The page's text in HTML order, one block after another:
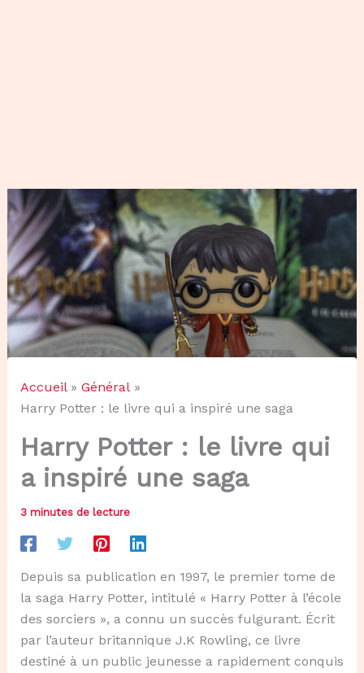
Accueil
Général
Harry Potter : le livre qui a inspiré une saga
Harry Potter : le livre qui
a inspiré une saga
3 minutes de lecture
Depuis sa publication en 1997, le premier tome de
la saga Harry Potter, intitulé « Harry Potter à l’école
des sorciers », a connu un succès fulgurant. Écrit
par l’auteur britannique J.K Rowling, ce livre
destiné à un public jeunesse a rapidement conquis